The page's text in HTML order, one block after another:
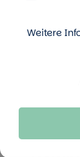
Weitere